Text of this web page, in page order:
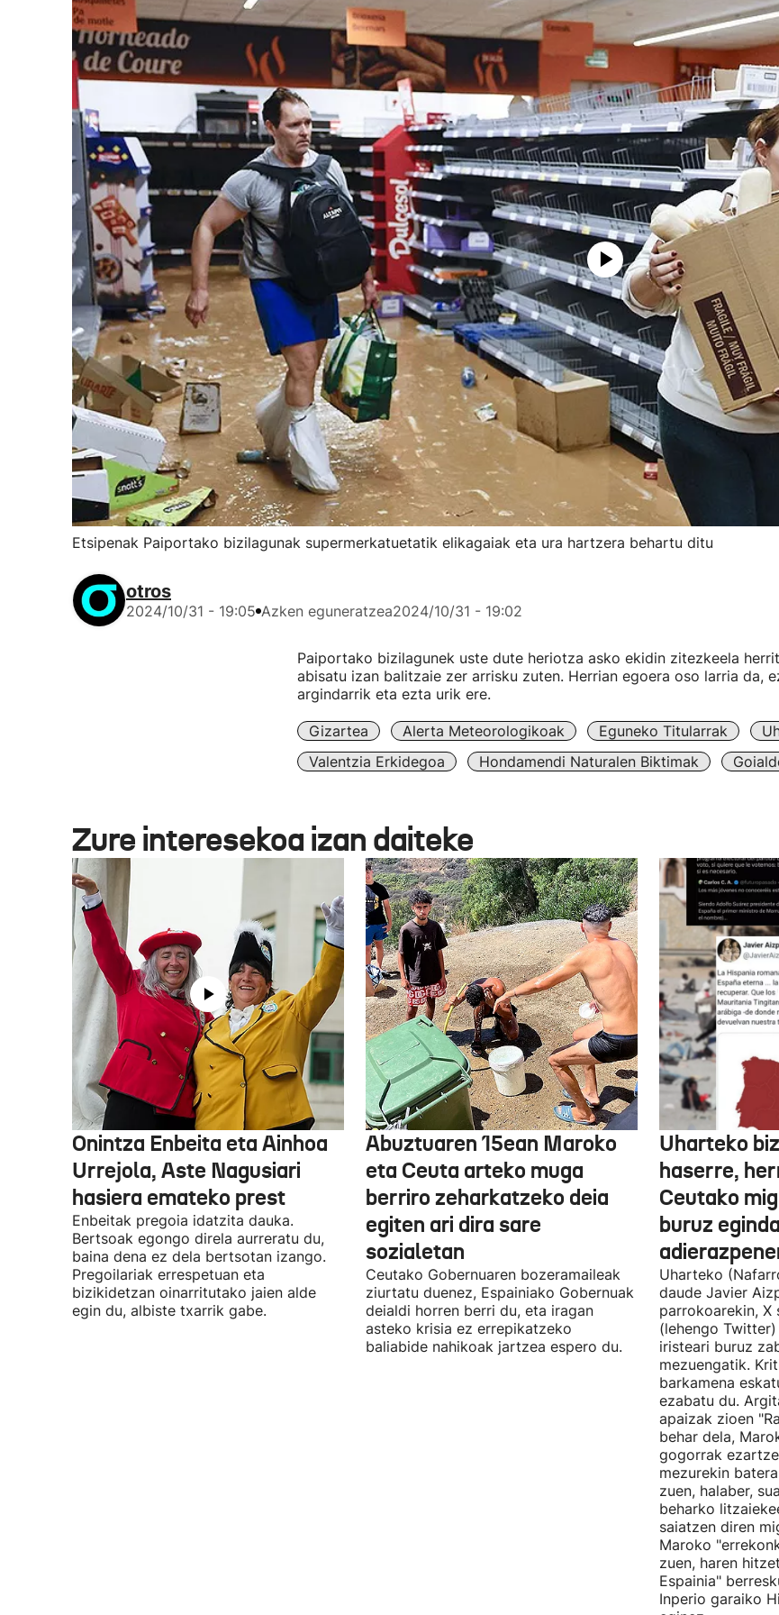
Etsipenak Paiportako bizilagunak supermerkatuetatik elikagaiak eta ura hartzera behartu ditu
otros
2024/10/31 - 19:05 Azken eguneratzea2024/10/31 - 19:02
Paiportako bizilagunek uste dute heriotza asko ekidin zitezkeela
abisatu izan balitzaie zer arrisku zuten. Herrian egoera oso larria da,
argindarrik eta ezta urik ere.
Gizartea Alerta Meteorologikoak Eguneko Titularrak
Valentzia Erkidegoa
Hondamendi Naturalen Biktimak
Zure interesekoa izan daiteke
Onintza Enbeita eta Ainhoa
Urrejola, Aste Nagusiari
hasiera emateko prest
Enbeitak pregoia idatzita dauka.
Bertsoak egongo direla aurreratu du,
baina dena ez dela bertsotan izango.
Pregoilariak errespetuan eta
bizikidetzan oinarritutako jaien alde
egin du, albiste txarrik gabe.
Abuztuaren 15ean Maroko
eta Ceuta arteko muga
berriro zeharkatzeko deia
egiten ari dira sare
sozialetan
Ceutako Gobernuaren bozeramaileak
ziurtatu duenez, Espainiako Gobernuak
deialdi horren berri du, eta iragan
asteko krisia ez errepikatzeko
baliabide nahikoak jartzea espero du.
Uharteko
haserre,
Ceutako
buruz
Uharteko
daude Javier
parrokoarekin, X
(lehengo
iristeari buruz
mezuengatik.
barkamena
ezabatu du.
apaizak zioen
behar dela,
gogorrak
mezurekin
zuen, halaber,
beharko
saiatzen diren
Maroko
zuen, haren
Espainia"
Inperio garaiko